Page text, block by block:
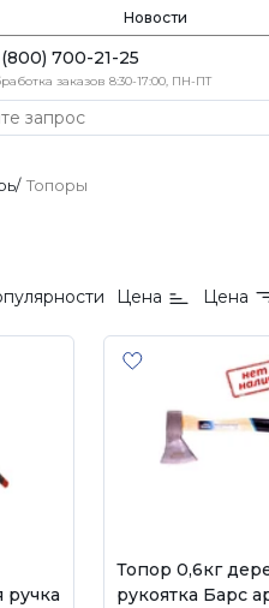
Новости
700-21-25
заказов 8:30-17:00, ПН-ПТ
/ Топоры
Цена Цена
ручка
Топор 0,6кг
рукоятка Барс